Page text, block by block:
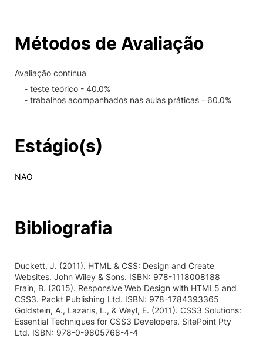
Métodos de Avaliação
Avaliação contínua
- teste teórico - 40.0%
- trabalhos acompanhados nas aulas práticas - 60.0%
Estágio(s)
NAO
Bibliografia
Duckett, J. (2011). HTML & CSS: Design and Create
Websites. John Wiley & Sons. ISBN: 978-1118008188
Frain, B. (2015). Responsive Web Design with HTML5 and
CSS3. Packt Publishing Ltd. ISBN: 978-1784393365
Goldstein, A., Lazaris, L., & Weyl, E. (2011). CSS3 Solutions:
Essential Techniques for CSS3 Developers. SitePoint Pty
Ltd. ISBN: 978-0-9805768-4-4